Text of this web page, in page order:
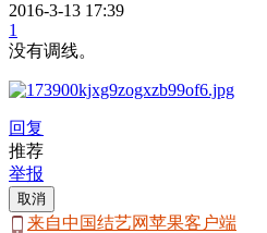
2016-3-13 17:39
1
没有调线。
回复
推荐
举报
取消
来自中国结艺网苹果客户端